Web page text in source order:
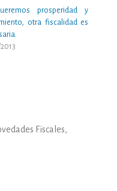
prosperidad y
otra fiscalidad es
Fiscales,